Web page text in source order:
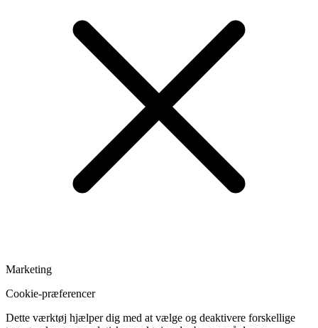
Marketing
Cookie-præferencer
Dette værktøj hjælper dig med at vælge og deaktivere forskellige